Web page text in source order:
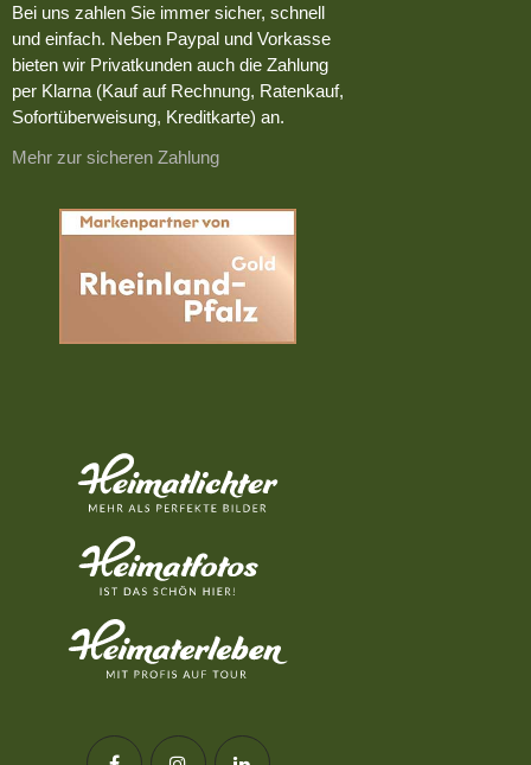
Bei uns zahlen Sie immer sicher, schnell
und einfach. Neben Paypal und Vorkasse
bieten wir Privatkunden auch die Zahlung
per Klarna (Kauf auf Rechnung, Ratenkauf,
Sofortüberweisung, Kreditkarte) an.
Mehr zur sicheren Zahlung